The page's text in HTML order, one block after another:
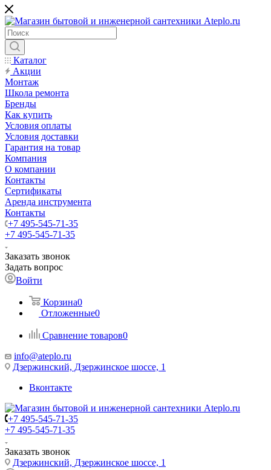
Каталог
Акции
Монтаж
Школа ремонта
Бренды
Как купить
Условия оплаты
Условия доставки
Гарантия на товар
Компания
О компании
Контакты
Сертификаты
Аренда инструмента
Контакты
+7 495-545-71-35
+7 495-545-71-35
Заказать звонок
Задать вопрос
Войти
Корзина0
Отложенные0
Сравнение товаров0
info@ateplo.ru
Дзержинский, Дзержинское шоссе, 1
Вконтакте
+7 495-545-71-35
+7 495-545-71-35
Заказать звонок
Дзержинский, Дзержинское шоссе, 1